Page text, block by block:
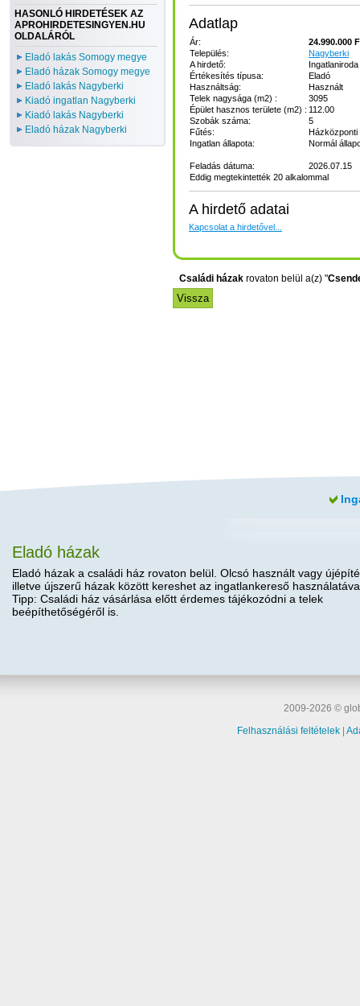
HASONLÓ HIRDETÉSEK AZ
APROHIRDETESINGYEN.HU
OLDALÁRÓL
Eladó lakás Somogy megye
Eladó házak Somogy megye
Eladó lakás Nagyberki
Kiadó ingatlan Nagyberki
Kiadó lakás Nagyberki
Eladó házak Nagyberki
Adatlap
Ár:
24.990.000
Település:
Nagyberki
A hirdető:
Értékesítés típusa:
Eladó
Használtság:
Használt
Telek nagysága (m2) :
3095
Épület hasznos területe (m2) : 112.00
Szobák száma:
5
Fűtés:
Házközponti
Ingatlan állapota:
Normál
Feladás dátuma:
2026.07.15
Eddig megtekintették 20 alkalommal
A hirdető adatai
Kapcsolat a hirdetővel...
Családi házak rovaton belül a(z) "
Eladó házak
Eladó házak a családi ház rovaton belül. Olcsó használt vagy
illetve újszerű házak között kereshet az ingatlankereső
Tipp: Családi ház vásárlása előtt érdemes tájékozódni a telek
beépíthetőségéről is.
2009-2026 ©
Felhasználási feltételek